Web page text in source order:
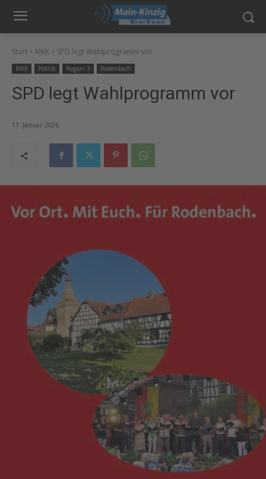
Start MKK SPD legt Wahlprogramm vor
MKK Politik Region 3 Rodenbach
SPD legt Wahlprogramm vor
11. Januar 2026